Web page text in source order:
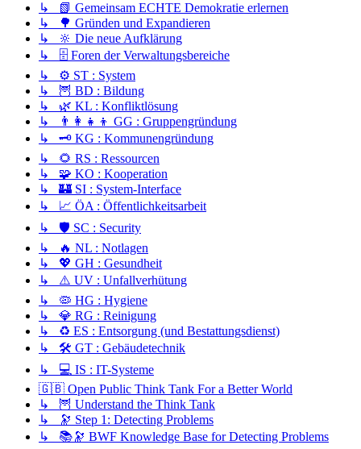
↳ 📗 Gemeinsam ECHTE Demokratie erlernen
↳ 🌳 Gründen und Expandieren
↳ 🔆 Die neue Aufklärung
↳ 🗄️ Foren der Verwaltungsbereiche
↳ ⚙️ ST : System
↳ 🦉 BD : Bildung
↳ 🌿 KL : Konfliktlösung
↳ 👨‍👩‍👧‍👦 GG : Gruppengründung
↳ 🗝️ KG : Kommunengründung
↳ 🌻 RS : Ressourcen
↳ 🧩 KO : Kooperation
↳ 🏰 SI : System-Interface
↳ 📈 ÖA : Öffentlichkeitsarbeit
↳ 🛡️ SC : Security
↳ 🔥 NL : Notlagen
↳ 💖 GH : Gesundheit
↳ ⚠️ UV : Unfallverhütung
↳ 🦠 HG : Hygiene
↳ 💎 RG : Reinigung
↳ ♻️ ES : Entsorgung (und Bestattungsdienst)
↳ 🛠️ GT : Gebäudetechnik
↳ 💻 IS : IT-Systeme
🇬🇧 Open Public Think Tank For a Better World
↳ 🦉 Understand the Think Tank
↳ 🔭 Step 1: Detecting Problems
↳ 📚🔭 BWF Knowledge Base for Detecting Problems